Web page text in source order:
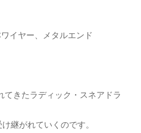
イヤー、メタルエンド
きたラディック・スネアドラ
継がれていくのです。